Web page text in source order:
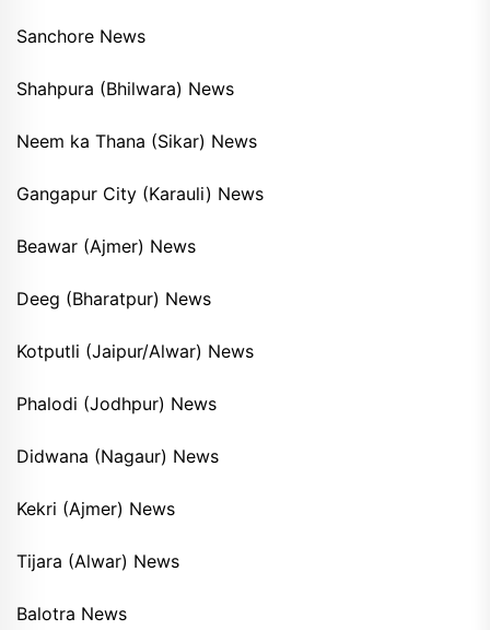
Sanchore News
Shahpura (Bhilwara) News
Neem ka Thana (Sikar) News
Gangapur City (Karauli) News
Beawar (Ajmer) News
Deeg (Bharatpur) News
Kotputli (Jaipur/Alwar) News
Phalodi (Jodhpur) News
Didwana (Nagaur) News
Kekri (Ajmer) News
Tijara (Alwar) News
Balotra News